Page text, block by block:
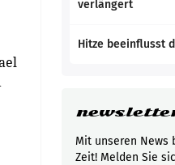
verlängert
Hitze beeinflusst
Mit unseren News
Zeit! Melden Sie